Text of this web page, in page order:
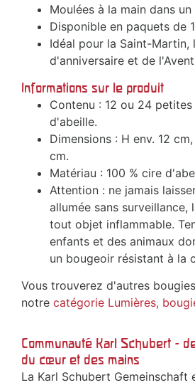
Moulées à la main dans
Disponible en paquets de
Idéal pour la Saint-Martin,
d'anniversaire et de
Informations sur le produit
Contenu : 12 ou 24
d'abeille.
Dimensions : H env. 12
cm.
Matériau : 100 % cire
Attention : ne jamais
allumée sans surveillance,
tout objet inflammable.
enfants et des animaux
un bougeoir résistant à la
Vous trouverez d'autres
notre catégorie Lumières,
Communauté Karl Schubert -
du cœur et des mains
La Karl Schubert Gemeinschaft